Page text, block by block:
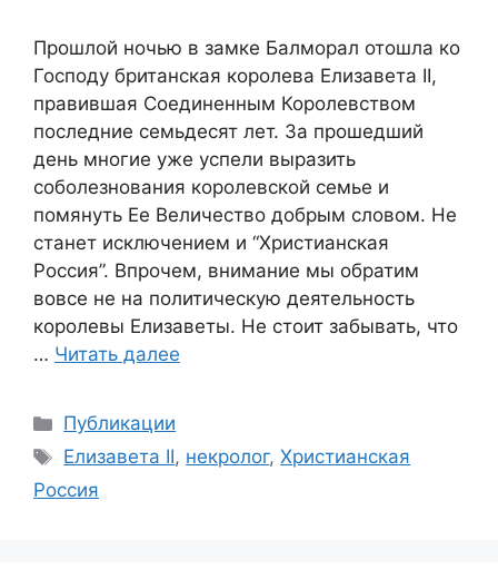
Прошлой ночью в замке Балморал отошла ко
Господу британская королева Елизавета II,
правившая Соединенным Королевством
последние семьдесят лет. За прошедший
день многие уже успели выразить
соболезнования королевской семье и
помянуть Ее Величество добрым словом. Не
станет исключением и “Христианская
Россия”. Впрочем, внимание мы обратим
вовсе не на политическую деятельность
королевы Елизаветы. Не стоит забывать, что
… Читать далее
Рубрики
Публикации
Метки
Елизавета II, некролог,Христианская
Россия